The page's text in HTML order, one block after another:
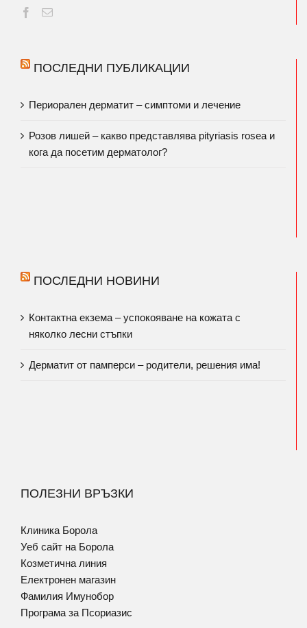
ПОСЛЕДНИ ПУБЛИКАЦИИ
Периорален дерматит – симптоми и лечение
Розов лишей – какво представлява pityriasis rosea и
кога да посетим дерматолог?
ПОСЛЕДНИ НОВИНИ
Контактна екзема – успокояване на кожата с
няколко лесни стъпки
Дерматит от памперси – родители, решения има!
ПОЛЕЗНИ ВРЪЗКИ
Клиника Борола
Уеб сайт на Борола
Козметична линия
Електронен магазин
Фамилия Имунобор
Програма за Псориазис